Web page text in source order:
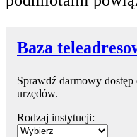
Baza
Sprawdź darmowy
urzędów.
Rodzaj instytucji: